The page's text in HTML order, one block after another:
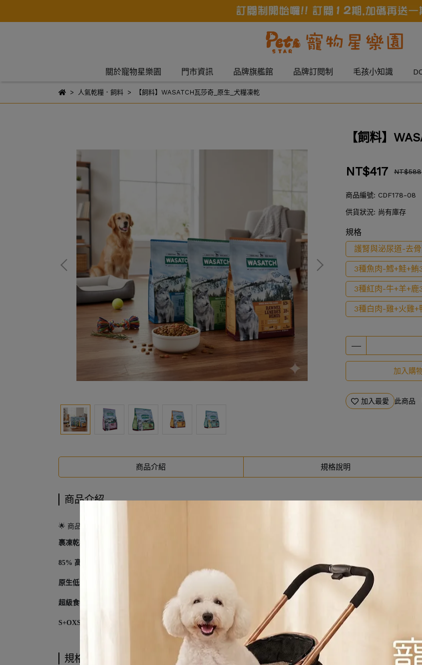
關於寵物星樂園 門市資訊 品牌旗艦館 品牌訂閱制 毛孩小知識
人氣乾糧．飼料 【飼料】WASATCH瓦莎奇_原生_犬糧凍乾
【飼料】
NT$417 NT$588
商品編號: CDF178-08
供貨狀況: 尚有庫存
規格
護腎與泌尿道-去
3種魚肉-鱈+鮭+鮪
3種紅肉-牛+羊+鹿
3種白肉-雞+火雞+
加入購
加入最愛 此商品
商品介紹 規格說明
商品介紹
🌟 商品介紹
裹凍乾黑科技
85% 高動物性蛋白質 ：模擬野生犬科的原始食譜，提供極高含量的動物蛋白，不含大豆、玉米、小麥等易致敏填充物。
原生低 GI 穀物 ：添加紅藜、小米、燕麥。這些傳統穀物富含膳食纖維，能穩定餐後血糖，並提供持久的能量，對腸胃
超級食物添加 ：內含薑黃（抗發炎）、蔓越莓（泌尿道守護）、綠唇貽貝（關節護理）與多種專利益生菌，讓日常飲食
S+OXSHIELD 守護 ：配方經過精確調校，能幫助管理尿液環境，降低結石形成的風險。
規格說明